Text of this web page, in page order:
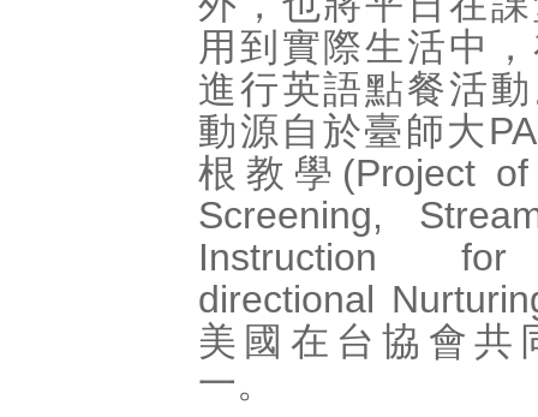
用到實際生活中
進行英語點餐活
動源自於臺師大
根教學(Project of
Screening,
Instruction
directional
美國在台協會共
一。